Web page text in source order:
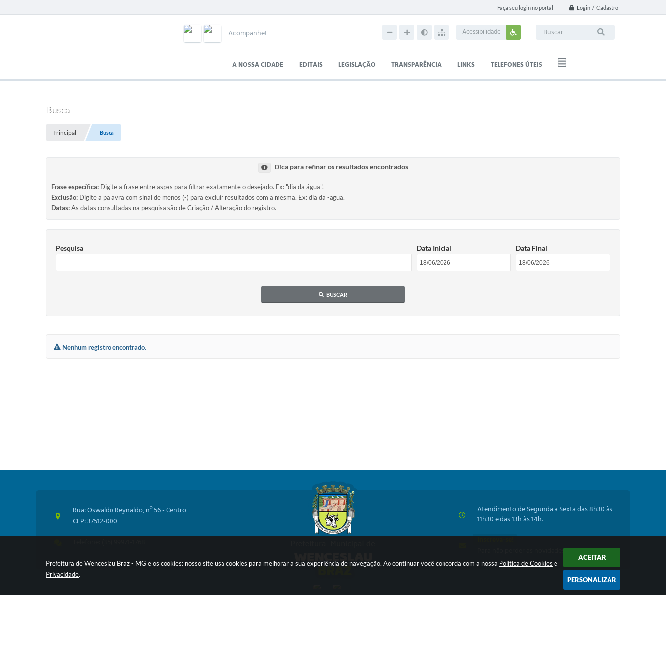
Prefeitura de Wenceslau Braz - MG e os cookies: nosso site usa cookies para melhorar a sua experiência de navegação. Ao continuar você concorda com a nossa Política de Cookies e
Privacidade.
ACEITAR
PERSONALIZAR
Faça seu login no portal Login / Cadastro
Acompanhe! Acessibilidade
A NOSSA CIDADE EDITAIS LEGISLAÇÃO TRANSPARÊNCIA LINKS TELEFONES ÚTEIS
Busca
Principal Busca
Dica para refinar os resultados encontrados
Frase específica: Digite a frase entre aspas para filtrar exatamente o desejado. Ex: "dia da água".
Exclusão: Digite a palavra com sinal de menos (-) para excluir resultados com a mesma. Ex: dia da -agua.
Datas:As datas consultadas na pesquisa são de Criação / Alteração do registro.
Pesquisa Data Inicial Data Final
BUSCAR
Nenhum registro encontrado.
Rua: Oswaldo Reynaldo, nº 56 - Centro
CEP: 37512-000
Atendimento de Segunda a Sexta das 8h30 às
11h30 e das 13h às 14h.
Para não perder as novidades da Prefeitura